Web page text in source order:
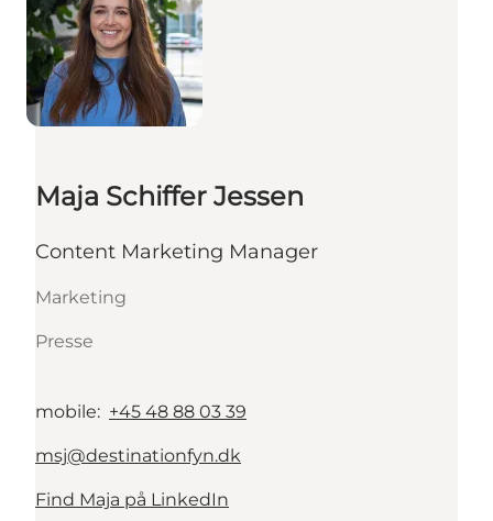
Maja Schiffer Jessen
Content Marketing Manager
Marketing
Presse
mobile: +45 48 88 03 39
msj@destinationfyn.dk
Find Maja på LinkedIn